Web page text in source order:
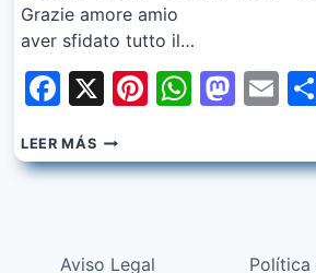
Grazie amore
aver sfidato tutto il…
Facebook
X Pinterest
LEER MÁSPEPPINO
GAGLIARDI
–
Aviso Legal Política